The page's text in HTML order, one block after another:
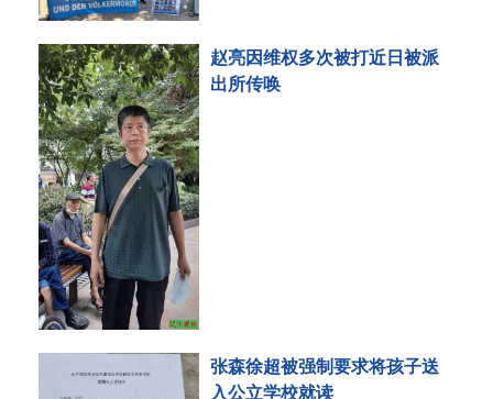
赵亮因维权多次被打近日被派
出所传唤
张森徐超被强制要求将孩子送
入公立学校就读